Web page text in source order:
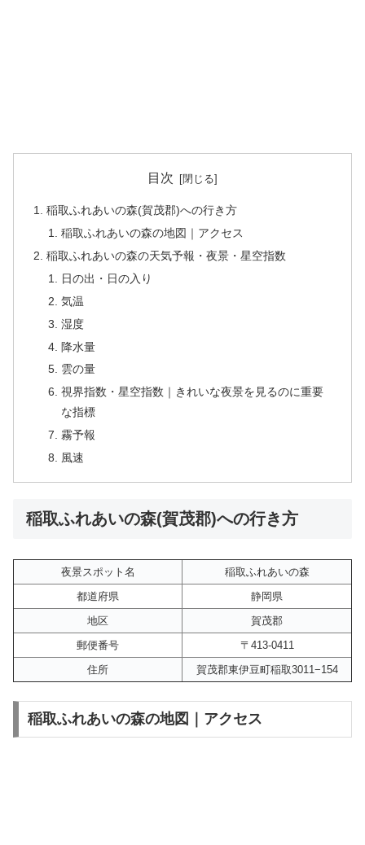
目次
稲取ふれあいの森(賀茂郡)への行き方
稲取ふれあいの森の地図｜アクセス
稲取ふれあいの森の天気予報・夜景・星空指数
日の出・日の入り
気温
湿度
降水量
雲の量
視界指数・星空指数｜きれいな夜景を見るのに重要
な指標
霧予報
風速
稲取ふれあいの森(賀茂郡)への行き方
夜景スポット名
稲取ふれあいの森
都道府県
静岡県
地区
賀茂郡
郵便番号
〒413-0411
住所
賀茂郡東伊豆町稲取3011−154
稲取ふれあいの森の地図｜アクセス